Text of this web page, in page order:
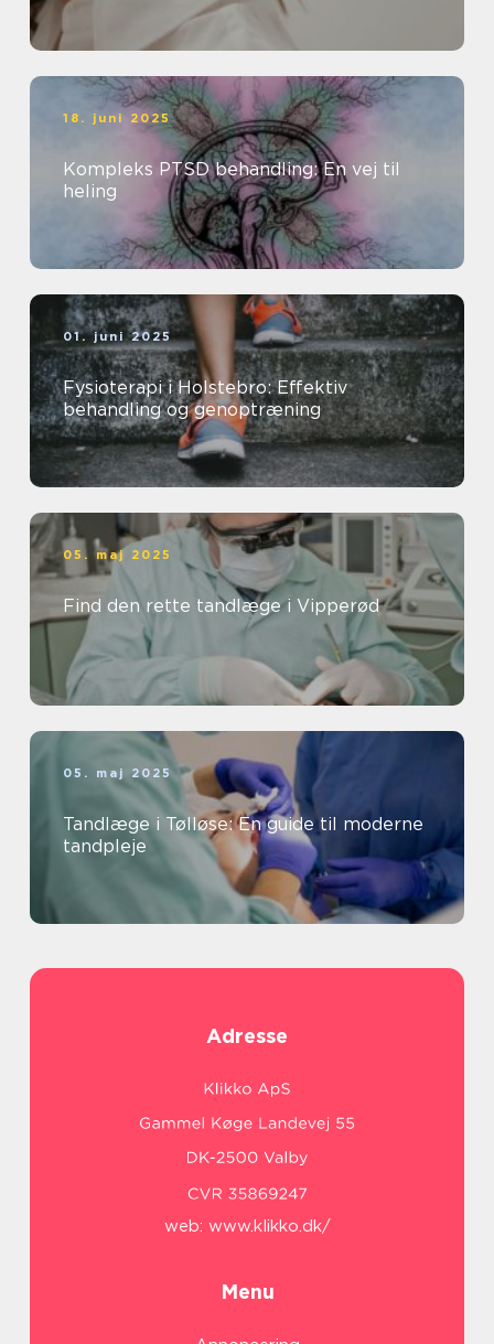
18. juni 2025
Kompleks PTSD behandling: En vej til
heling
01. juni 2025
Fysioterapi i Holstebro: Effektiv
behandling og genoptræning
05. maj 2025
Find den rette tandlæge i Vipperød
05. maj 2025
Tandlæge i Tølløse: En guide til moderne
tandpleje
Adresse
web: www.klikko.dk/
Menu